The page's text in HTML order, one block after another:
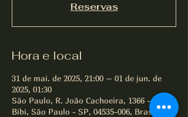
Reservas
Hora e local
31 de mai. de 2025, 21:00 – 01 de jun. de
2025, 01:30
São Paulo, R. João Cachoeira, 1366 - Itaim
Bibi, São Paulo - SP, 04535-006, Brasil